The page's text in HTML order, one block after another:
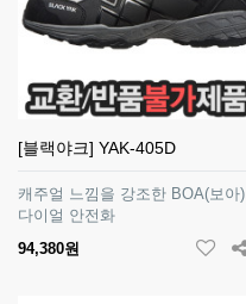
[블랙야크] YAK-405D
캐주얼 느낌을 강조한 BOA(보아)
다이얼 안전화
94,380원